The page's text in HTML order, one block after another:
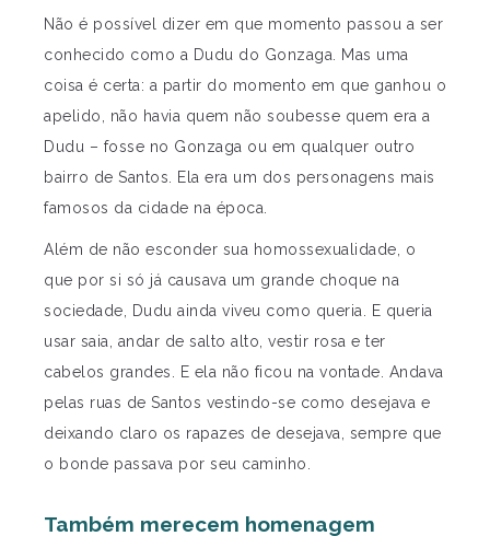
Não é possível dizer em que momento passou a ser
conhecido como a Dudu do Gonzaga. Mas uma
coisa é certa: a partir do momento em que ganhou o
apelido, não havia quem não soubesse quem era a
Dudu – fosse no Gonzaga ou em qualquer outro
bairro de Santos. Ela era um dos personagens mais
famosos da cidade na época.
Além de não esconder sua homossexualidade, o
que por si só já causava um grande choque na
sociedade, Dudu ainda viveu como queria. E queria
usar saia, andar de salto alto, vestir rosa e ter
cabelos grandes. E ela não ficou na vontade. Andava
pelas ruas de Santos vestindo-se como desejava e
deixando claro os rapazes de desejava, sempre que
o bonde passava por seu caminho.
Também merecem homenagem